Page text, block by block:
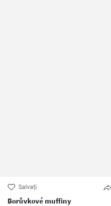
Salvați
Borůvkové muffiny